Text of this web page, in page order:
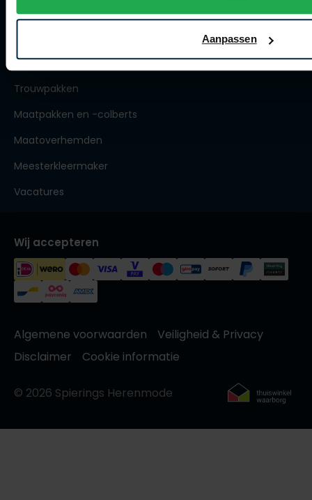
Aanpassen
Over Spierings
Lengtematen herenkleding
Trouwpakken
Maatpakken en -colberts
Maatoverhemden
Meesterkleermaker
Vacatures
Wij accepteren
Algemene voorwaarden
Veiligheid & Privacy
Disclaimer
Cookie informatie
© 2026 Spierings Herenmode